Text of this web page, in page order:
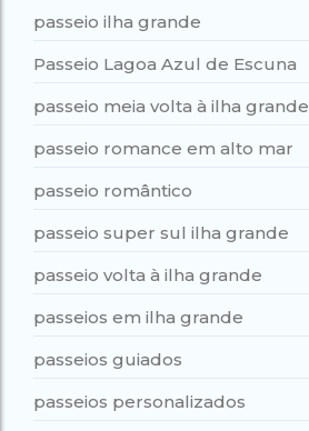
passeio ilha grande
Passeio Lagoa Azul de Escuna
passeio meia volta à ilha grande
passeio romance em alto mar
passeio romântico
passeio super sul ilha grande
passeio volta à ilha grande
passeios em ilha grande
passeios guiados
passeios personalizados